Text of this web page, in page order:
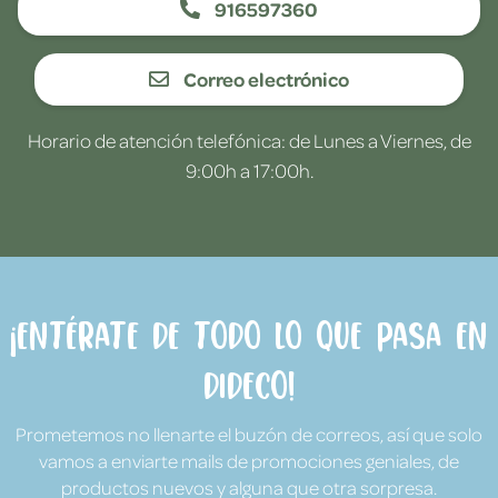
916597360
Correo electrónico
Horario de atención telefónica: de Lunes a Viernes, de
9:00h a 17:00h.
¡Entérate de todo lo que pasa en
Dideco!
Prometemos no llenarte el buzón de correos, así que solo
vamos a enviarte mails de promociones geniales, de
productos nuevos y alguna que otra sorpresa.